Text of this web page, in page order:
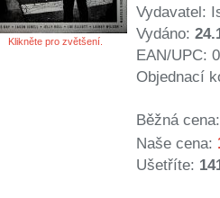
Klikněte pro zvětšení.
Vydavatel:
Vydáno:
EAN/UPC:
Objednací
Běžná cena:
Naše cena:
Ušetříte: